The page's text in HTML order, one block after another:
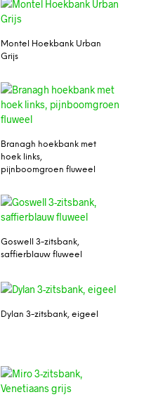
Montel Hoekbank Urban
Grijs
Branagh hoekbank met
hoek links,
pijnboomgroen fluweel
Goswell 3-zitsbank,
saffierblauw fluweel
Dylan 3-zitsbank, eigeel